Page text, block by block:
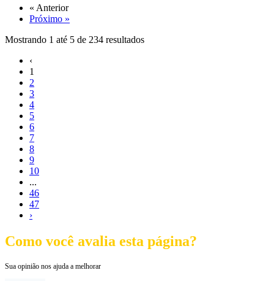
« Anterior
Próximo »
Mostrando 1 até 5 de 234 resultados
‹
1
2
3
4
5
6
7
8
9
10
...
46
47
›
Como você avalia esta página?
Sua opinião nos ajuda a melhorar